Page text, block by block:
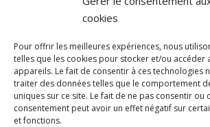
cookies
Pour offrir les meilleures expériences, nous
telles que les cookies pour stocker et/ou accéder
appareils. Le fait de consentir à ces technologies
traiter des données telles que le comportement
uniques sur ce site. Le fait de ne pas consentir ou
consentement peut avoir un effet négatif sur
et fonctions.